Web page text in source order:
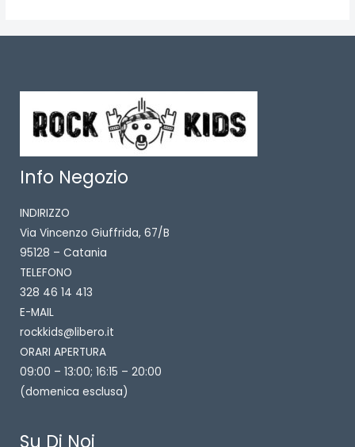
Info Negozio
INDIRIZZO
Via Vincenzo Giuffrida, 67/B
95128 – Catania
TELEFONO
328 46 14 413
E-MAIL
rockkids@libero.it
ORARI APERTURA
09:00 – 13:00; 16:15 – 20:00
(domenica esclusa)
Su Di Noi